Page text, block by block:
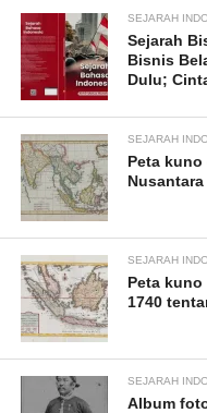
SEJARAH
Sejarah
Bisnis
Dulu;
SEJARAH
Peta
SEJARAH
Peta kuno
1740
SEJARAH
Album